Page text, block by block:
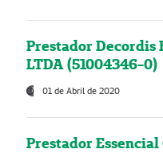
Prestador Decordis
LTDA (51004346-0)
01 de Abril de 2020
Prestador